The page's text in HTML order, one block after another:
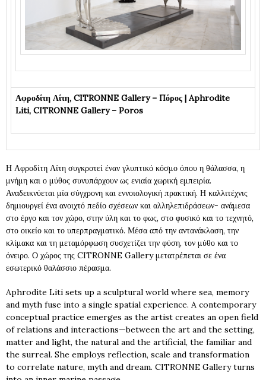
Αφροδίτη Λίτη, CITRONNE Gallery – Πόρος | Aphrodite
Liti, CITRONNE Gallery – Poros
Η Αφροδίτη Λίτη συγκροτεί έναν γλυπτικό κόσμο όπου η θάλασσα, η
μνήμη και ο μύθος συνυπάρχουν ως ενιαία χωρική εμπειρία.
Αναδεικνύεται μία σύγχρονη και εννοιολογική πρακτική. Η καλλιτέχνις
δημιουργεί ένα ανοιχτό πεδίο σχέσεων και αλληλεπιδράσεων- ανάμεσα
στο έργο και τον χώρο, στην ύλη και το φως, στο φυσικό και το τεχνητό,
στο οικείο και το υπερπραγματικό. Μέσα από την αντανάκλαση, την
κλίμακα και τη μεταμόρφωση συσχετίζει την φύση, τον μύθο και το
όνειρο. Ο χώρος της CITRONNE Gallery μετατρέπεται σε ένα
εσωτερικό θαλάσσιο πέρασμα.
Aphrodite Liti sets up a sculptural world where sea, memory
and myth fuse into a single spatial experience. A contemporary
conceptual practice emerges as the artist creates an open field
of relations and interactions—between the art and the setting,
matter and light, the natural and the artificial, the familiar and
the surreal. She employs reflection, scale and transformation
to correlate nature, myth and dream. CITRONNE Gallery turns